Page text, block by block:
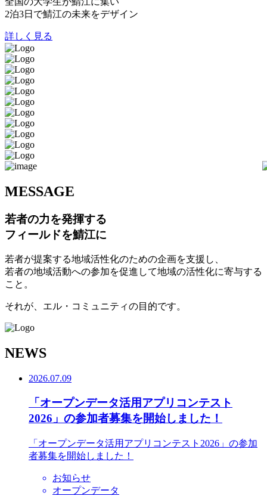
2泊3日で鯖江の未来をデザイン
詳しく見る
MESSAGE
若者の力を発揮する
フィールドを鯖江に
若者が提案する地域活性化のための企画を支援し、
若者の地域活動への参加を促進して地域の活性化に寄与する
こと。
それが、エル・コミュニティの目的です。
NEWS
2026.07.09
「オープンデータ活用アプリコンテスト
2026」の参加者募集を開始しました！
「オープンデータ活用アプリコンテスト2026」の参加
者募集を開始しました！
お知らせ
オープンデータ